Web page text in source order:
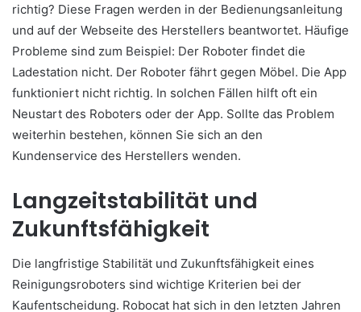
richtig? Diese Fragen werden in der Bedienungsanleitung
und auf der Webseite des Herstellers beantwortet. Häufige
Probleme sind zum Beispiel: Der Roboter findet die
Ladestation nicht. Der Roboter fährt gegen Möbel. Die App
funktioniert nicht richtig. In solchen Fällen hilft oft ein
Neustart des Roboters oder der App. Sollte das Problem
weiterhin bestehen, können Sie sich an den
Kundenservice des Herstellers wenden.
Langzeitstabilität und
Zukunftsfähigkeit
Die langfristige Stabilität und Zukunftsfähigkeit eines
Reinigungsroboters sind wichtige Kriterien bei der
Kaufentscheidung. Robocat hat sich in den letzten Jahren